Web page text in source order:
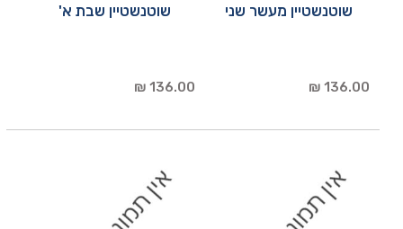
שוטנשטיין מעשר שני
136.00 ₪
שוטנשטיין שבת א'
136.00 ₪